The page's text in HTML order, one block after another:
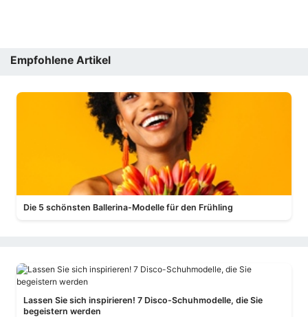
Empfohlene Artikel
Die 5 schönsten Ballerina-Modelle für den Frühling
Lassen Sie sich inspirieren! 7 Disco-Schuhmodelle, die Sie
begeistern werden